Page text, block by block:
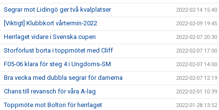
Segrar mot Lidingö ger två kvalplatser 2022-02-14 15:40
[Viktigt] Klubbkort vårtermin-2022 2022-02-09 19:45
Herrlaget vidare i Svenska cupen 2022-02-07 20:30
Storförlust borta i toppmötet med Cliff 2022-02-07 17:00
F05-06 klara för steg 4 i Ungdoms-SM 2022-02-07 14:00
Bra vecka med dubbla segrar för damerna 2022-02-07 12:19
Chans till revansch för våra A-lag 2022-02-01 10:39
Toppmöte mot Bolton för herrlaget 2022-01-28 13:52